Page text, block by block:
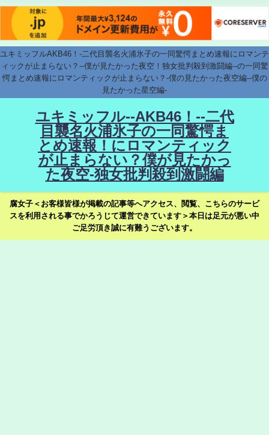
ユキミッフルAKB46！-二代目襲名火浦氷子の一同驚愕まとめ速報にロマンテ
ィックが止まらない？--僕が見たかった夜空！独女批判殺到激闘編--の一同驚
愕まとめ速報にロマンティックが止まらない？-僕の見たかった夜空編--僕の
見たかった星空編-
ユキミッフル--AKB46！--二代
目襲名火浦氷子の一同驚愕ま
とめ速報！にロマンティック
が止まらない？僕が見たかっ
た夜空-独女批判殺到激闘編
腐女子＜お客様皆様が掲載の記事等へアクセス、閲覧、こちらのサービ
スを利用される事でかろうじて運営できています＞本日は足元が悪い中
ご足労頂き誠に有難うございます。